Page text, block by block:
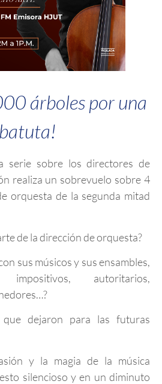
árboles por una
batuta!
serie sobre los directores de
realiza un sobrevuelo sobre 4
orquesta de la segunda mitad
de la dirección de orquesta?
sus músicos y sus ensambles,
autoritarios,
dejaron para las futuras
y la magia de la música
silencioso y en un diminuto